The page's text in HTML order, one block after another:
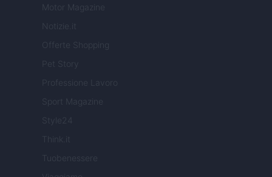
Motor Magazine
Notizie.it
Offerte Shopping
Pet Story
Professione Lavoro
Sport Magazine
Style24
Think.it
Tuobenessere